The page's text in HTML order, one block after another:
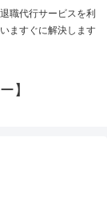
職代行サービスを利
ますぐに解決します
】